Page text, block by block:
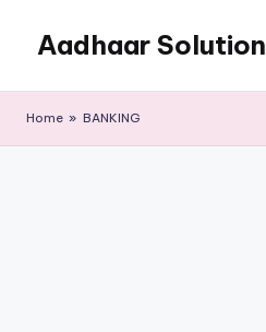
content
Aadhaar Solution
Online
Home » BANKING